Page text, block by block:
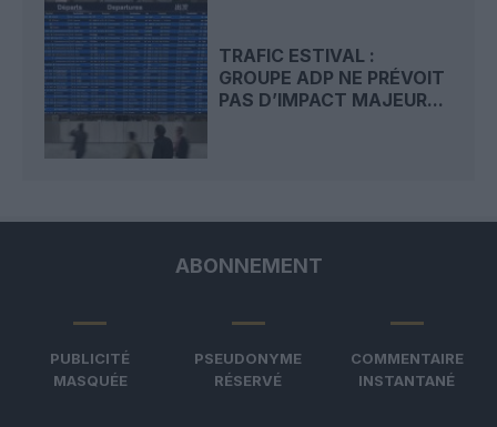
TRAFIC ESTIVAL :
GROUPE ADP NE PRÉVOIT
PAS D’IMPACT MAJEUR...
ABONNEMENT
PUBLICITÉ
MASQUÉE
PSEUDONYME
RÉSERVÉ
COMMENTAIRE
INSTANTANÉ